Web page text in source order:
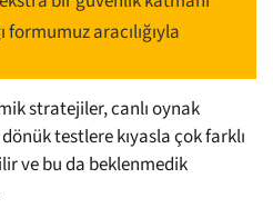
aracılığıyla
stratejiler, canlı oynak
testlere kıyasla çok farklı
ve bu da beklenmedik